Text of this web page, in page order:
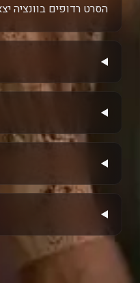
הסרט רדופים בוונציה יצא